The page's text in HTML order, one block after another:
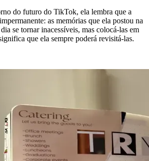
do futuro do TikTok, ela lembra que a
as memórias que ela postou na
se tornar inacessíveis, mas colocá-las em
que ela sempre poderá revisitá-las.